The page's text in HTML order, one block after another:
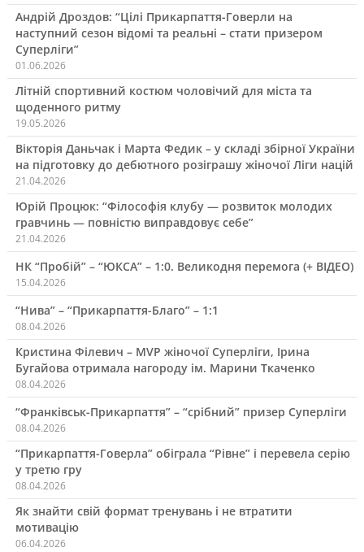
Андрій Дроздов: “Цілі Прикарпаття-Говерли на
наступний сезон відомі та реальні – стати призером
Суперліги”
01.06.2026
Літній спортивний костюм чоловічий для міста та
щоденного ритму
19.05.2026
Вікторія Даньчак і Марта Федик – у складі збірної України
на підготовку до дебютного розіграшу жіночої Ліги націй
21.04.2026
Юрій Процюк: “Філософія клубу — розвиток молодих
гравчинь — повністю виправдовує себе”
21.04.2026
НК “Пробій” – “ЮКСА” – 1:0. Великодня перемога (+ ВІДЕО)
15.04.2026
“Нива” – “Прикарпаття-Благо” – 1:1
08.04.2026
Кристина Філевич – MVP жіночої Суперліги, Ірина
Бугайова отримала нагороду ім. Марини Ткаченко
08.04.2026
“Франківськ-Прикарпаття” – “срібний” призер Суперліги
08.04.2026
“Прикарпаття-Говерла” обіграла “Рівне” і перевела серію
у третю гру
08.04.2026
Як знайти свій формат тренувань і не втратити
мотивацію
06.04.2026